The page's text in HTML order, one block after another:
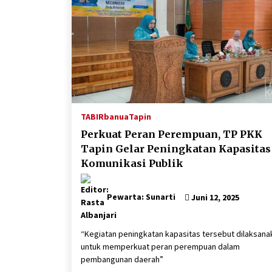
TABIRbanuaTapin
Perkuat Peran Perempuan, TP PKK
Tapin Gelar Peningkatan Kapasitas
Komunikasi Publik
Pewarta: Sunarti Juni 12, 2025
“Kegiatan peningkatan kapasitas tersebut
untuk memperkuat peran perempuan dalam
pembangunan daerah”